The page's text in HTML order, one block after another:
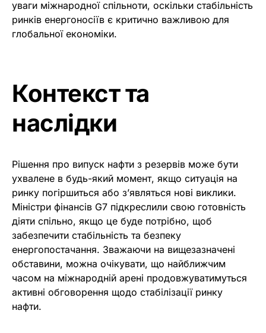
уваги міжнародної спільноти, оскільки стабільність
ринків енергоносіїв є критично важливою для
глобальної економіки.
Контекст та
наслідки
Рішення про випуск нафти з резервів може бути
ухвалене в будь-який момент, якщо ситуація на
ринку погіршиться або з’являться нові виклики.
Міністри фінансів G7 підкреслили свою готовність
діяти спільно, якщо це буде потрібно, щоб
забезпечити стабільність та безпеку
енергопостачання. Зважаючи на вищезазначені
обставини, можна очікувати, що найближчим
часом на міжнародній арені продовжуватимуться
активні обговорення щодо стабілізації ринку
нафти.